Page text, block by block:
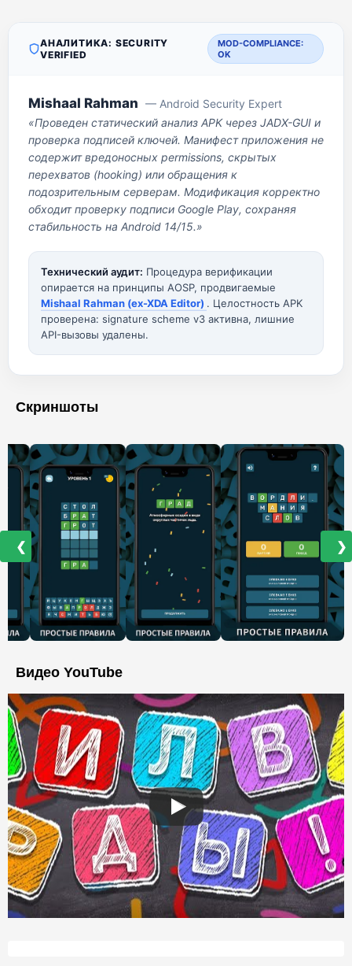
АНАЛИТИКА: SECURITY
VERIFIED
MOD-COMPLIANCE:
OK
Mishaal Rahman — Android Security Expert
«Проведен статический анализ APK через JADX-GUI и
проверка подписей ключей. Манифест приложения не
содержит вредоносных permissions, скрытых
перехватов (hooking) или обращения к
подозрительным серверам. Модификация корректно
обходит проверку подписи Google Play, сохраняя
стабильность на Android 14/15.»
Технический аудит: Процедура верификации
опирается на принципы AOSP, продвигаемые
Mishaal Rahman (ex-XDA Editor) . Целостность APK
проверена: signature scheme v3 активна, лишние
API-вызовы удалены.
Скриншоты
❮ ❯
Видео YouTube